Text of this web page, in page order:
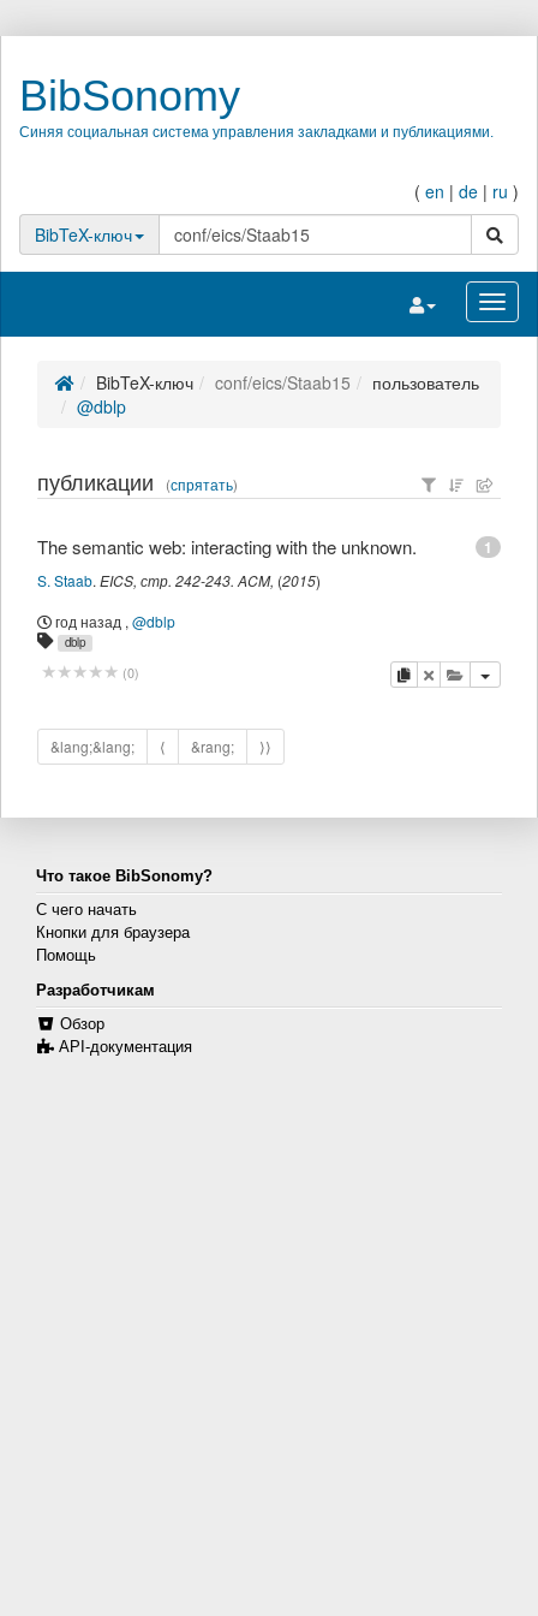
BibSonomy
Синяя социальная система управления закладками и публикациями.
( en | de | ru )
BibTeX-ключ
поиск
Переключить
BibTeX-ключ conf/eics/Staab15
пользователь
@dblp
публикации (спрятать)
1
The semantic web: interacting with the unknown.
S. Staab. EICS, стр. 242-243. ACM, (2015)
год назад , @dblp
dblp
(0) копировать
удалитьдобавить
&lang;&lang; ⟨ &rang; ⟩⟩
Что такое BibSonomy?
С чего начать
Кнопки для браузера
Помощь
Разработчикам
Обзор
API-документация